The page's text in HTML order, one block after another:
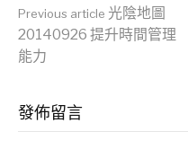
Reading
Previous article 光陰地圖
20140926 提升時間管理
能力
發佈留言